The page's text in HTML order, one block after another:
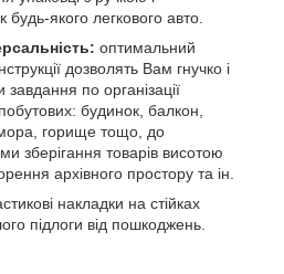
якого легкового авто.
оптимальний
дозволять Вам гнучко і
по організації
будинок, балкон,
горище тощо, до
зберігання товарів висотою
архівного простору та ін.
накладки на стійках
підлоги від пошкоджень.